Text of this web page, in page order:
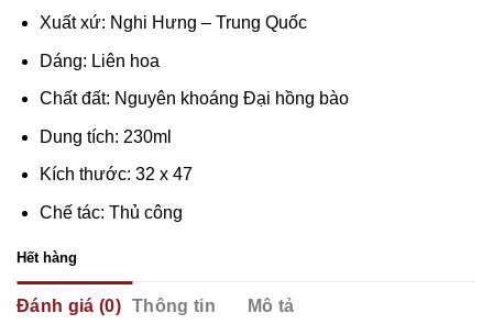
Xuất xứ: Nghi Hưng – Trung Quốc
Dáng: Liên hoa
Chất đất: Nguyên khoáng Đại hồng bào
Dung tích: 230ml
Kích thước: 32 x 47
Chế tác: Thủ công
Hết hàng
Đánh giá (0) Thông tin Mô tả